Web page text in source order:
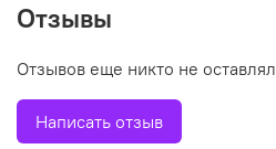
Отзывы
Отзывов еще никто не оставлял
Написать отзыв